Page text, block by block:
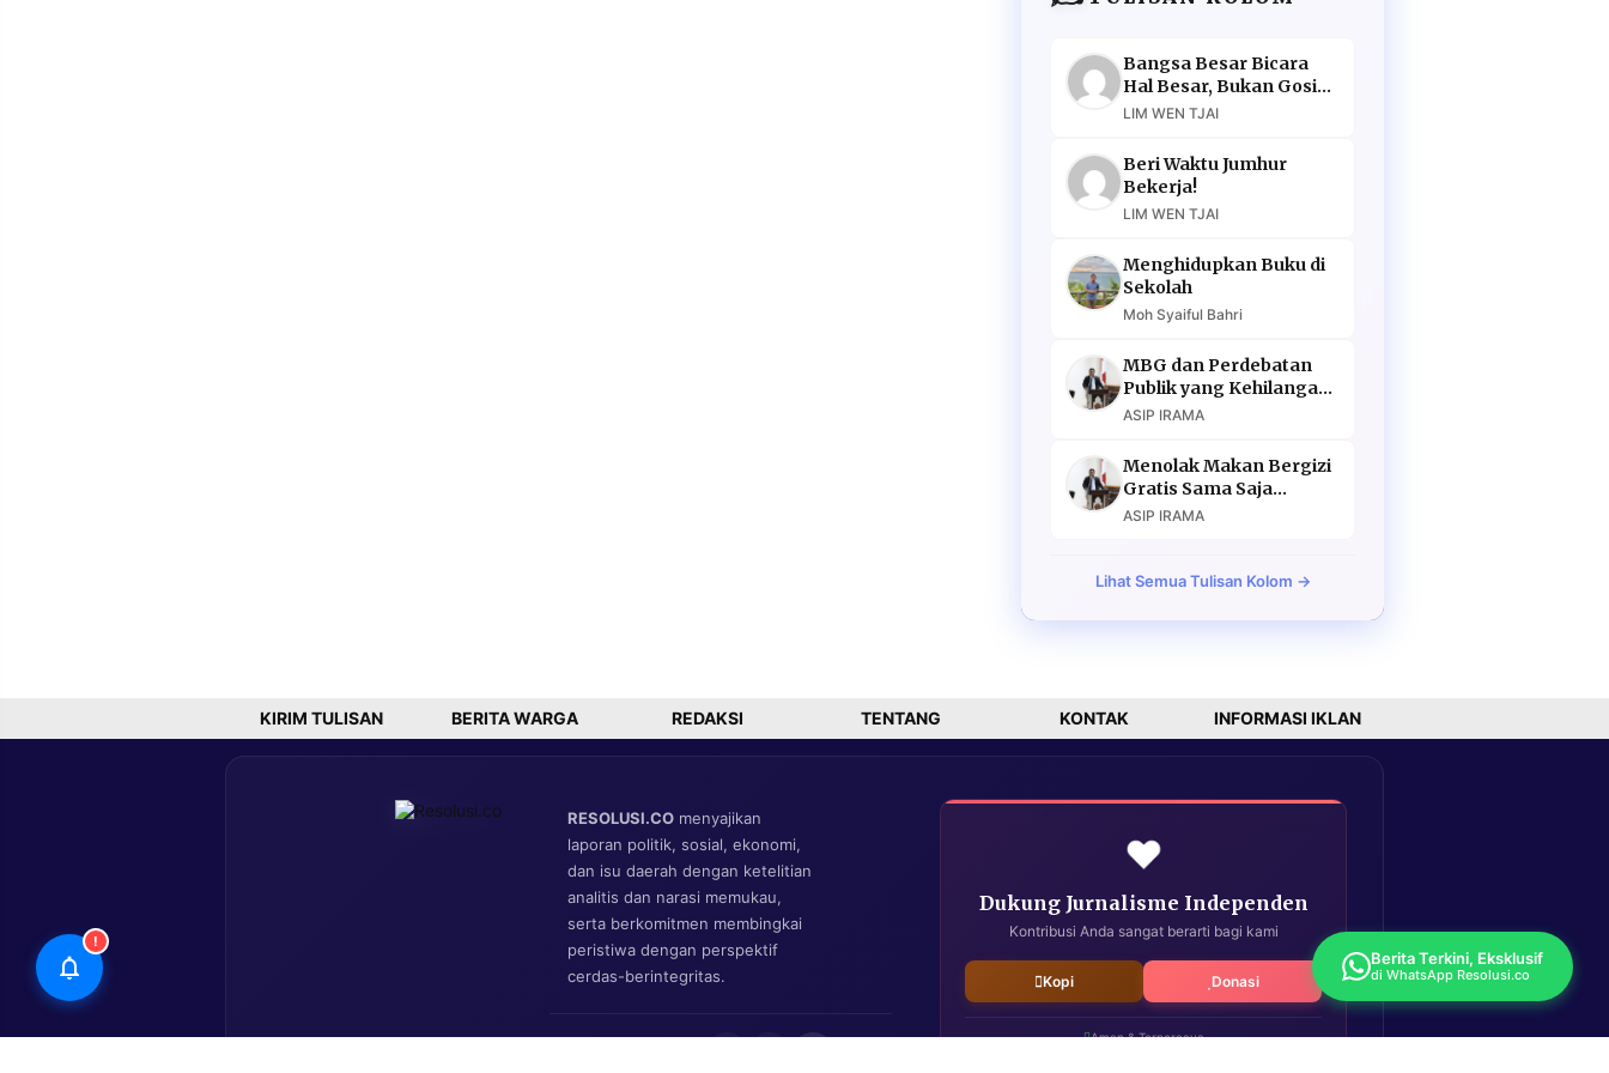
Bangsa Besar Bicara
Hal Besar, Bukan Gosip
Murahan
LIM WEN TJAI
Beri Waktu Jumhur
Bekerja!
LIM WEN TJAI
Menghidupkan Buku di
Sekolah
Moh Syaiful Bahri
MBG dan Perdebatan
Publik yang Kehilangan
Argumen
ASIP IRAMA
Menolak Makan Bergizi
Gratis Sama Saja
Menolak Masa Depan
ASIP IRAMA
Lihat Semua Tulisan Kolom →
KIRIM TULISAN BERITA WARGA REDAKSI TENTANG KONTAK INFORMASI IKLAN
RESOLUSI.CO menyajikan
laporan politik, sosial, ekonomi,
dan isu daerah dengan ketelitian
analitis dan narasi memukau,
serta berkomitmen membingkai
peristiwa dengan perspektif
cerdas-berintegritas.
❤️
Dukung Jurnalisme Independen
Kontribusi Anda sangat berarti bagi kami
Kopi Donasi
Aman & Terpercaya
!
Berita Terkini, Eksklusif
di WhatsApp Resolusi.co